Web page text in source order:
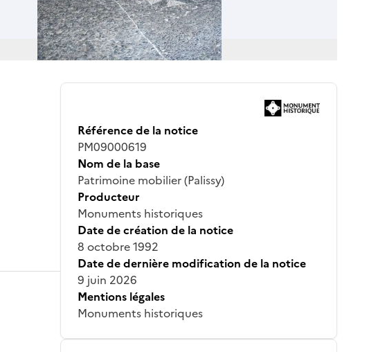
Référence de la notice
PM09000619
Nom de la base
Patrimoine mobilier (Palissy)
Producteur
Monuments historiques
Date de création de la notice
8 octobre 1992
Date de dernière modification de la notice
9 juin 2026
Mentions légales
Monuments historiques